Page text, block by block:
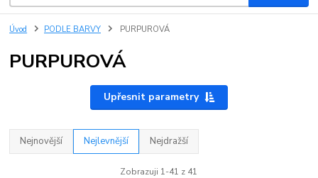
Úvod PODLE BARVY PURPUROVÁ
PURPUROVÁ
Upřesnit parametry
Nejnovější Nejlevnější Nejdražší
Zobrazuji 1-41 z 41